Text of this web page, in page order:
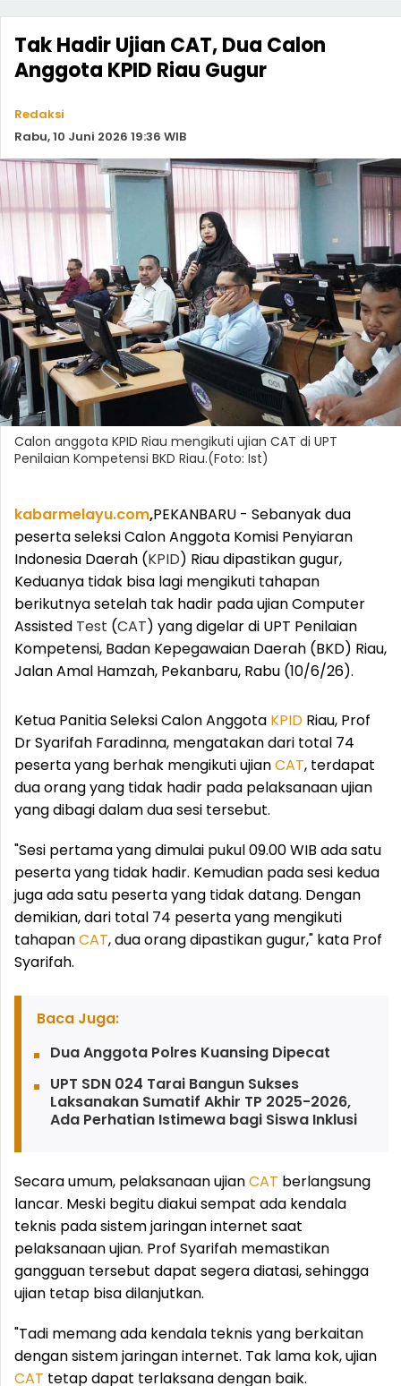
Tak Hadir Ujian CAT, Dua Calon
Anggota KPID Riau Gugur
Redaksi
Rabu, 10 Juni 2026 19:36 WIB
Calon anggota KPID Riau mengikuti ujian CAT di UPT
Penilaian Kompetensi BKD Riau.(Foto: Ist)
kabarmelayu.com,PEKANBARU - Sebanyak dua
peserta seleksi Calon Anggota Komisi Penyiaran
Indonesia Daerah (KPID) Riau dipastikan gugur,
Keduanya tidak bisa lagi mengikuti tahapan
berikutnya setelah tak hadir pada ujian Computer
Assisted Test (CAT) yang digelar di UPT Penilaian
Kompetensi, Badan Kepegawaian Daerah (BKD) Riau,
Jalan Amal Hamzah, Pekanbaru, Rabu (10/6/26).
Ketua Panitia Seleksi Calon Anggota KPID Riau, Prof
Dr Syarifah Faradinna, mengatakan dari total 74
peserta yang berhak mengikuti ujianCAT, terdapat
dua orang yang tidak hadir pada pelaksanaan ujian
yang dibagi dalam dua sesi tersebut.
"Sesi pertama yang dimulai pukul 09.00 WIB ada satu
peserta yang tidak hadir. Kemudian pada sesi kedua
juga ada satu peserta yang tidak datang. Dengan
demikian, dari total 74 peserta yang mengikuti
tahapanCAT, dua orang dipastikan gugur," kata Prof
Syarifah.
Baca Juga:
Dua Anggota Polres Kuansing Dipecat
UPT SDN 024 Tarai Bangun Sukses
Laksanakan Sumatif Akhir TP 2025-2026,
Ada Perhatian Istimewa bagi Siswa Inklusi
Secara umum, pelaksanaan ujianCAT berlangsung
lancar. Meski begitu diakui sempat ada kendala
teknis pada sistem jaringan internet saat
pelaksanaan ujian. Prof Syarifah memastikan
gangguan tersebut dapat segera diatasi, sehingga
ujian tetap bisa dilanjutkan.
"Tadi memang ada kendala teknis yang berkaitan
dengan sistem jaringan internet. Tak lama kok, ujian
CAT tetap dapat terlaksana dengan baik.